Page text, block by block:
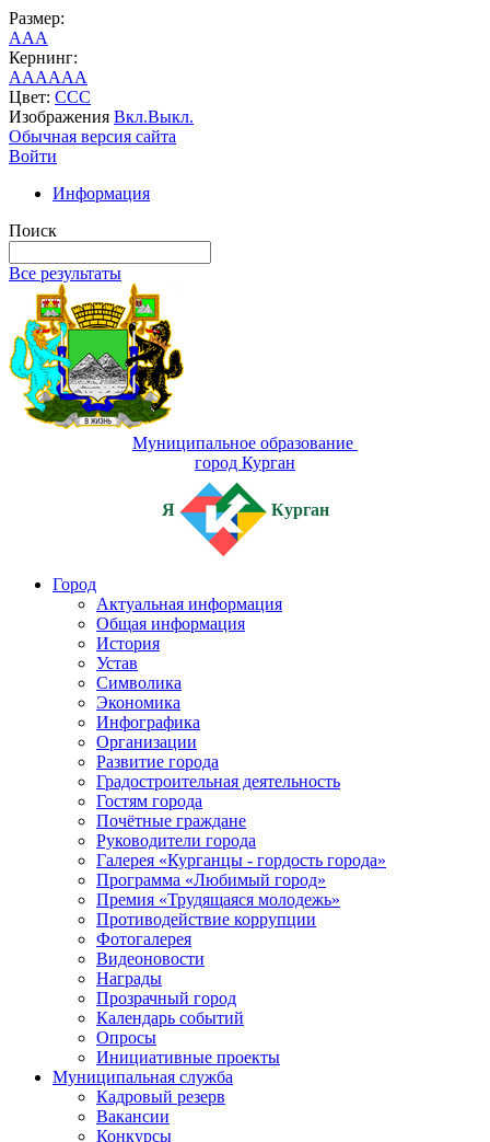
Размер:
AAA
Кернинг:
AAAAAA
Цвет: CCC
Изображения Вкл.Выкл.
Обычная версия сайта
Войти
Информация
Поиск
Все результаты
Муниципальное образование
город Курган
Я Курган
Город
Актуальная информация
Общая информация
История
Устав
Символика
Экономика
Инфографика
Организации
Развитие города
Градостроительная деятельность
Гостям города
Почётные граждане
Руководители города
Галерея «Курганцы - гордость города»
Программа «Любимый город»
Премия «Трудящаяся молодежь»
Противодействие коррупции
Фотогалерея
Видеоновости
Награды
Прозрачный город
Календарь событий
Опросы
Инициативные проекты
Муниципальная служба
Кадровый резерв
Вакансии
Конкурсы